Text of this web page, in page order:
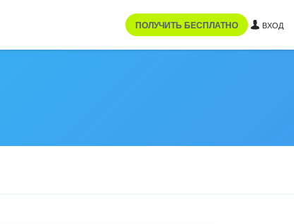
ПОЛУЧИТЬ БЕСПЛАТНО ВХОД